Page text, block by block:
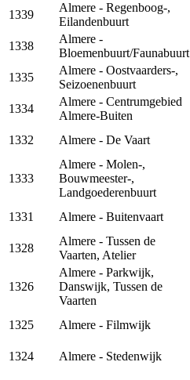
1339
Almere - Regenboog-,
Eilandenbuurt
1338
Almere -
Bloemenbuurt/Faunabuurt
1335
Almere - Oostvaarders-,
Seizoenenbuurt
1334
Almere - Centrumgebied
Almere-Buiten
1332
Almere - De Vaart
1333
Almere - Molen-,
Bouwmeester-,
Landgoederenbuurt
1331 Almere - Buitenvaart
1328
Almere - Tussen de
Vaarten, Atelier
1326
Almere - Parkwijk,
Danswijk, Tussen de
Vaarten
1325 Almere - Filmwijk
1324
Almere - Stedenwijk